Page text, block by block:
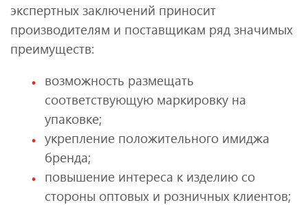
экспертных заключений приносит
производителям и поставщикам ряд значимых
преимуществ:
возможность размещать
соответствующую маркировку на
упаковке;
укрепление положительного имиджа
бренда;
повышение интереса к изделию со
стороны оптовых и розничных клиентов;